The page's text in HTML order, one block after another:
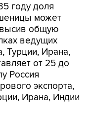
году доля
может
общую
ведущих
Турции, Ирана,
от 25 до
Россия
экспорта,
Ирана, Индии